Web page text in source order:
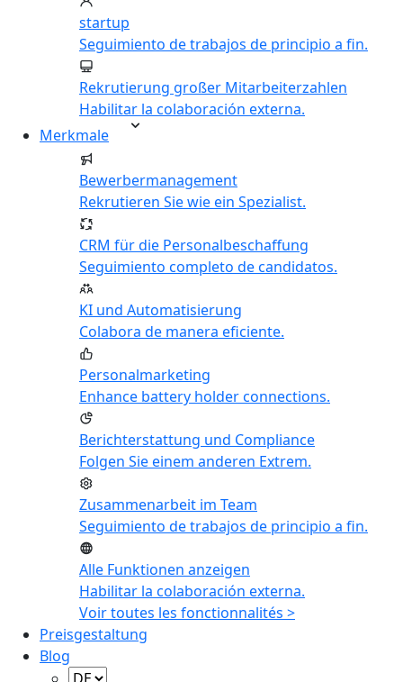
startup
Seguimiento de trabajos de principio a fin.
Rekrutierung großer Mitarbeiterzahlen
Habilitar la colaboración externa.
Merkmale
Bewerbermanagement
Rekrutieren Sie wie ein Spezialist.
CRM für die Personalbeschaffung
Seguimiento completo de candidatos.
KI und Automatisierung
Colabora de manera eficiente.
Personalmarketing
Enhance battery holder connections.
Berichterstattung und Compliance
Folgen Sie einem anderen Extrem.
Zusammenarbeit im Team
Seguimiento de trabajos de principio a fin.
Alle Funktionen anzeigen
Habilitar la colaboración externa.
Voir toutes les fonctionnalités >
Preisgestaltung
Blog